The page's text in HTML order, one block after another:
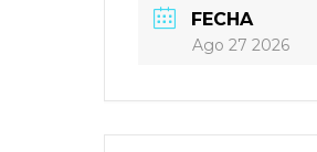
FECHA
Ago 27 2026